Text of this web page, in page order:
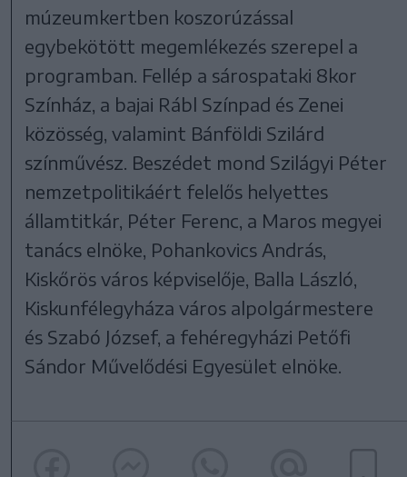
múzeumkertben koszorúzással
egybekötött megemlékezés szerepel a
programban. Fellép a sárospataki 8kor
Színház, a bajai Rábl Színpad és Zenei
közösség, valamint Bánföldi Szilárd
színművész. Beszédet mond Szilágyi Péter
nemzetpolitikáért felelős helyettes
államtitkár, Péter Ferenc, a Maros megyei
tanács elnöke, Pohankovics András,
Kiskőrös város képviselője, Balla László,
Kiskunfélegyháza város alpolgármestere
és Szabó József, a fehéregyházi Petőfi
Sándor Művelődési Egyesület elnöke.